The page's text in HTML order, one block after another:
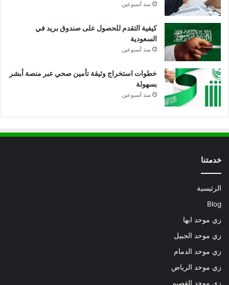
منذ أسبوعين
كيفية التقدم للحصول على صندوق بريد في
السعودية
منذ أسبوعين
خطوات استخراج وثيقة تأمين صحي عبر منصة أبشر
بسهولة
منذ أسبوعين
خدمتنا
الرئيسية
Blog
زي موحد ابها
زي موحد الجبيل
زي موحد الدمام
زي موحد الرياض
زي موحد القصيم